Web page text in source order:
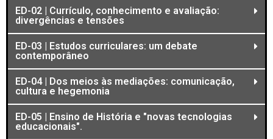
ED-02 | Currículo, conhecimento e avaliação:
divergências e tensões
ED-03 | Estudos curriculares: um debate
contemporâneo
ED-04 | Dos meios às mediações: comunicação,
cultura e hegemonia
ED-05 | Ensino de História e "novas tecnologias
educacionais".